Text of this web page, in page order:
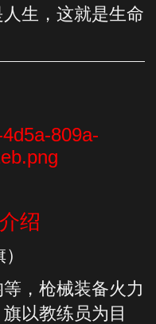
生，这就是生命
绍
，枪械装备火力
以教练员为目